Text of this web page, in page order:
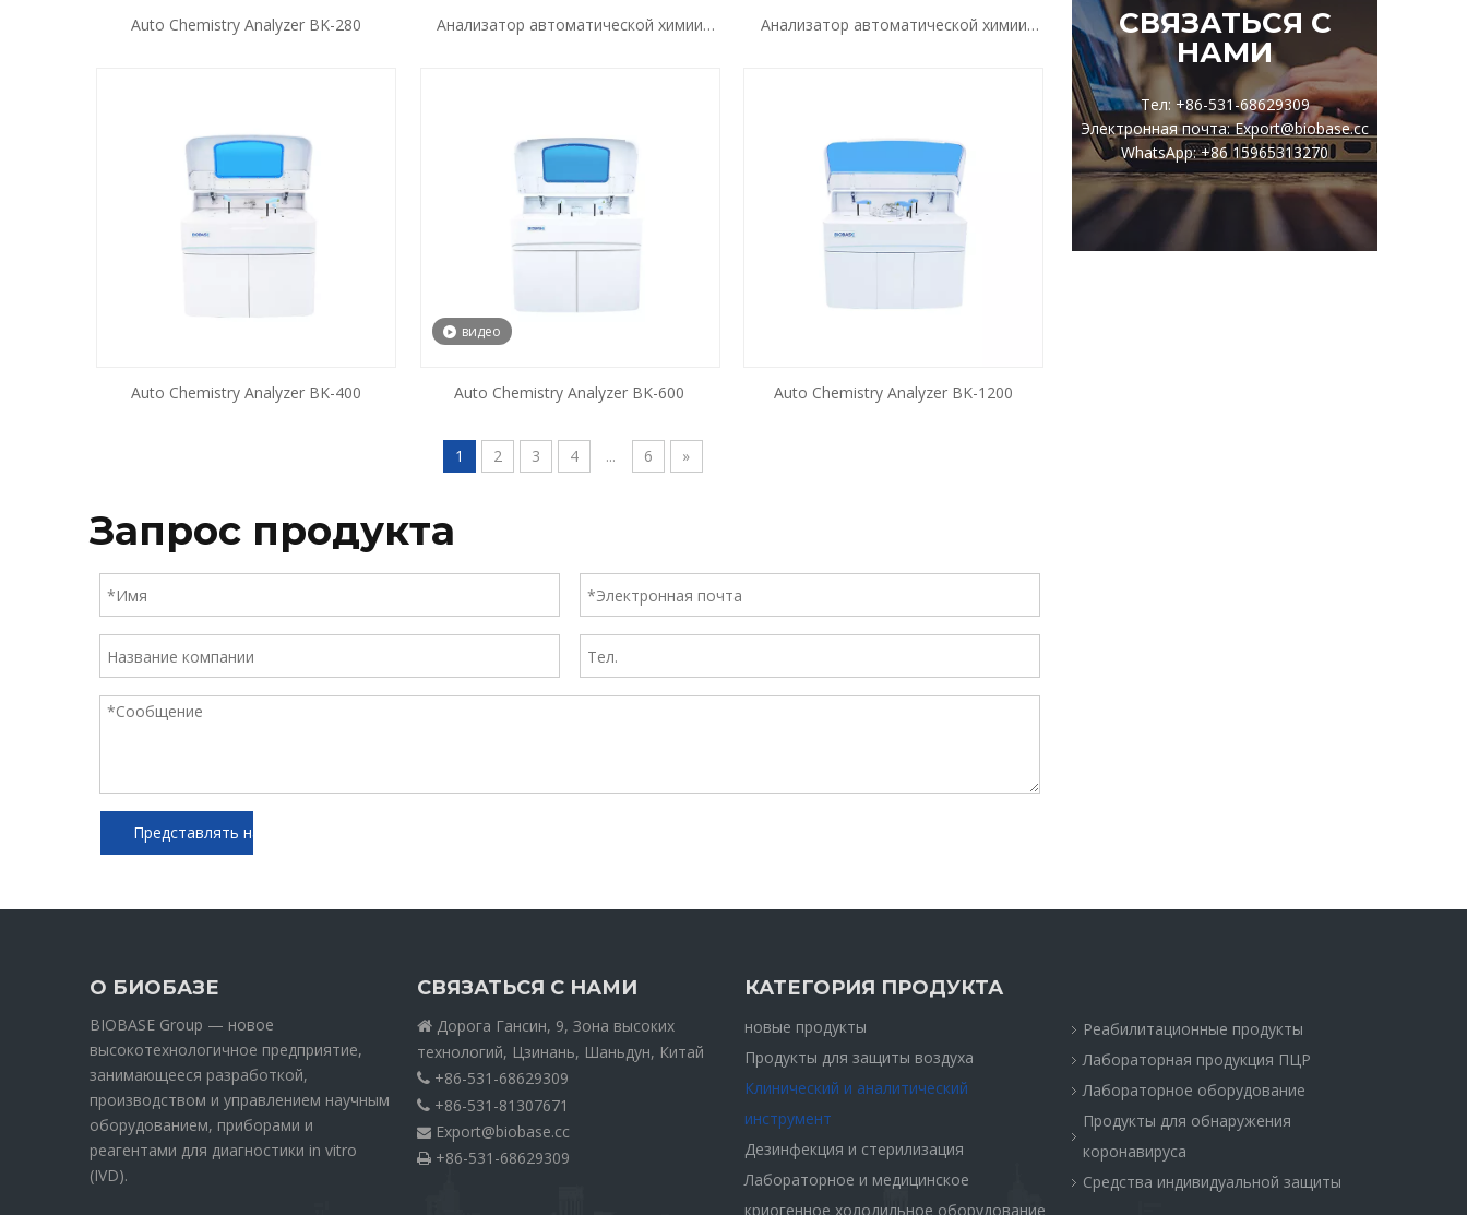
Auto Chemistry Analyzer BK-280
Анализатор автоматической химии
Анализатор автоматической химии
Auto Chemistry Analyzer BK-400
видео
Auto Chemistry Analyzer BK-600 Auto Chemistry Analyzer BK-1200
1 2 3 4 ... 6 »
Запрос продукта
Представлять на рассмотрение
СВЯЗАТЬСЯ С
НАМИ
Тел: +86-531-68629309
Электронная почта: Export@biobase.cc
WhatsApp: +86 15965313270
О БИОБАЗЕ
BIOBASE Group — новое
высокотехнологичное предприятие,
занимающееся разработкой,
производством и управлением научным
оборудованием, приборами и
реагентами для диагностики in vitro
(IVD).
СВЯЗАТЬСЯ С НАМИ
 Дорога Гансин, 9, Зона высоких
технологий, Цзинань, Шаньдун, Китай
 +86-531-68629309
 +86-531-81307671
 Export@biobase.cc
 +86-531-68629309
КАТЕГОРИЯ ПРОДУКТА
новые продукты
Продукты для защиты воздуха
Клинический и аналитический
инструмент
Дезинфекция и стерилизация
Лабораторное и медицинское
криогенное холодильное оборудование
Реабилитационные продукты
Лабораторная продукция ПЦР
Лабораторное оборудование
Продукты для обнаружения
коронавируса
Средства индивидуальной защиты